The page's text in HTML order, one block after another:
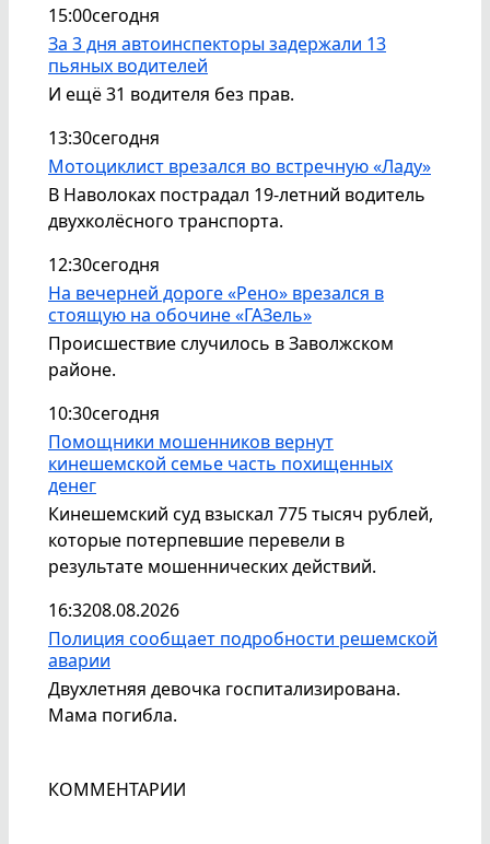
15:00сегодня
За 3 дня автоинспекторы задержали 13
пьяных водителей
И ещё 31 водителя без прав.
13:30сегодня
Мотоциклист врезался во встречную «Ладу»
В Наволоках пострадал 19-летний водитель
двухколёсного транспорта.
12:30сегодня
На вечерней дороге «Рено» врезался в
стоящую на обочине «ГАЗель»
Происшествие случилось в Заволжском
районе.
10:30сегодня
Помощники мошенников вернут
кинешемской семье часть похищенных
денег
Кинешемский суд взыскал 775 тысяч рублей,
которые потерпевшие перевели в
результате мошеннических действий.
16:3208.08.2026
Полиция сообщает подробности решемской
аварии
Двухлетняя девочка госпитализирована.
Мама погибла.
КОММЕНТАРИИ